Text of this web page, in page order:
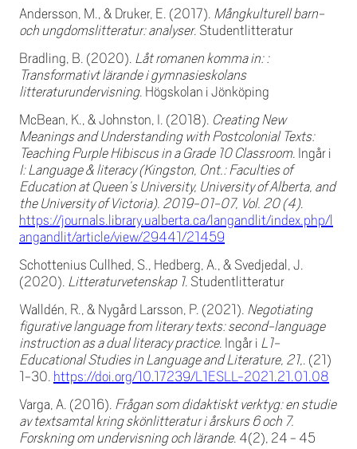
Andersson, M., & Druker, E. (2017). Mångkulturell barn-
och ungdomslitteratur: analyser. Studentlitteratur
Bradling, B. (2020). Låt romanen komma in: :
Transformativt lärande i gymnasieskolans
litteraturundervisning. Högskolan i Jönköping
McBean, K., & Johnston, I. (2018). Creating New
Meanings and Understanding with Postcolonial Texts:
Teaching Purple Hibiscus in a Grade 10 Classroom. Ingår i
I: Language & literacy (Kingston, Ont.: Faculties of
Education at Queen’s University, University of Alberta, and
the University of Victoria). 2019-01-07, Vol. 20 (4).
https://journals.library.ualberta.ca/langandlit/index.php/l
angandlit/article/view/29441/21459
Schottenius Cullhed, S., Hedberg, A., & Svedjedal, J.
(2020). Litteraturvetenskap 1. Studentlitteratur
Walldén, R., & Nygård Larsson, P. (2021). Negotiating
figurative language from literary texts: second-language
instruction as a dual literacy practice. Ingår i L1-
Educational Studies in Language and Literature, 21,. (21)
1-30. https://doi.org/10.17239/L1ESLL-2021.21.01.08
Varga, A. (2016). Frågan som didaktiskt verktyg: en studie
av textsamtal kring skönlitteratur i årskurs 6 och 7.
Forskning om undervisning och lärande. 4(2), 24 - 45